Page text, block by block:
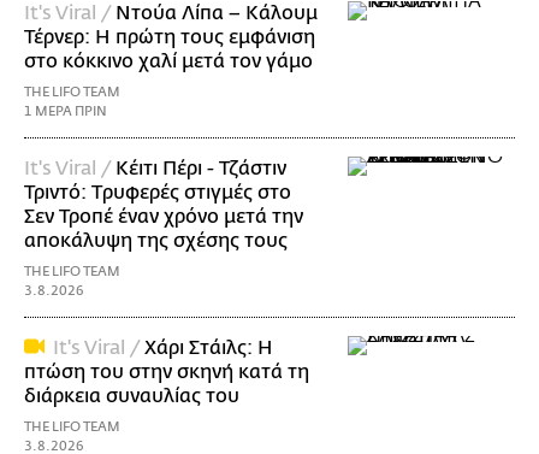
It's Viral / Ντούα Λίπα – Κάλουμ
Τέρνερ: Η πρώτη τους εμφάνιση
στο κόκκινο χαλί μετά τον γάμο
THE LIFO TEAM
1 ΜΕΡΑ ΠΡΙΝ
It's Viral / Κέιτι Πέρι - Τζάστιν
Τριντό: Tρυφερές στιγμές στο
Σεν Τροπέ έναν χρόνο μετά την
αποκάλυψη της σχέσης τους
THE LIFO TEAM
3.8.2026
It's Viral /Χάρι Στάιλς: Η
πτώση του στην σκηνή κατά τη
διάρκεια συναυλίας του
THE LIFO TEAM
3.8.2026